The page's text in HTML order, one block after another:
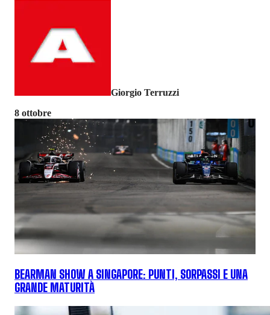
Giorgio Terruzzi
8 ottobre
BEARMAN SHOW A SINGAPORE: PUNTI, SORPASSI E UNA
GRANDE MATURITÀ